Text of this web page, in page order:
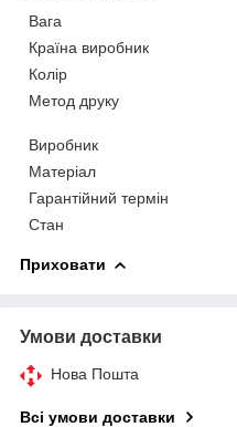
Вага
Країна виробник
Колір
Метод друку
Виробник
Матеріал
Гарантійний термін
Стан
Приховати
Умови доставки
Нова Пошта
Всі умови доставки